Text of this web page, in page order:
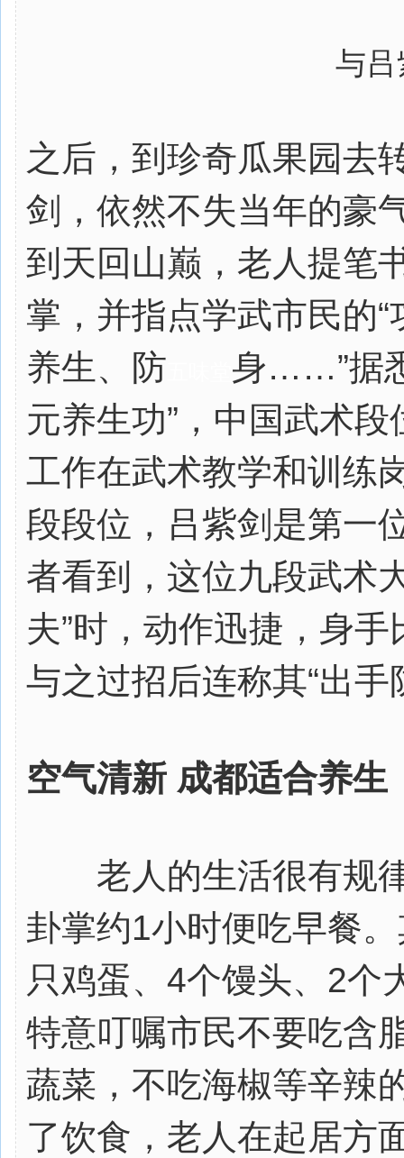
与
之后，到珍奇瓜果园去
剑，依然不失当年的豪
到天回山巅，老人提笔
掌，并指点学武市民的“
养生、防
身……”据
元养生功”，中国武术
工作在武术教学和训练
段段位，吕紫剑是第一
者看到，这位九段武术
夫”时，动作迅捷，身
与之过招后连称其“出手
空气清新 成都适合养生
老人的生活很有规律
卦掌约1小时便吃早餐
只鸡蛋、4个馒头、2个
特意叮嘱市民不要吃含
蔬菜，不吃海椒等辛辣
了饮食，老人在起居方